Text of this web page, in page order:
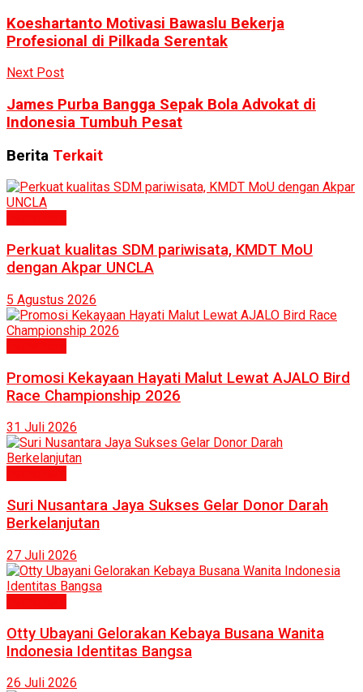
Koeshartanto Motivasi Bawaslu Bekerja
Profesional di Pilkada Serentak
Next Post
James Purba Bangga Sepak Bola Advokat di
Indonesia Tumbuh Pesat
Berita Terkait
Perkuat kualitas SDM pariwisata, KMDT MoU
dengan Akpar UNCLA
5 Agustus 2026
Promosi Kekayaan Hayati Malut Lewat AJALO Bird
Race Championship 2026
31 Juli 2026
Suri Nusantara Jaya Sukses Gelar Donor Darah
Berkelanjutan
27 Juli 2026
Otty Ubayani Gelorakan Kebaya Busana Wanita
Indonesia Identitas Bangsa
26 Juli 2026